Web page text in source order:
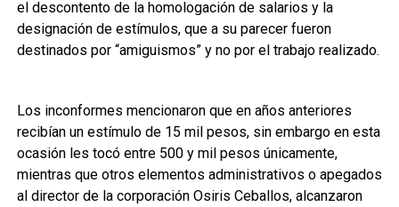
el descontento de la homologación de salarios y la
designación de estímulos, que a su parecer fueron
destinados por “amiguismos” y no por el trabajo realizado.
Los inconformes mencionaron que en años anteriores
recibían un estímulo de 15 mil pesos, sin embargo en esta
ocasión les tocó entre 500 y mil pesos únicamente,
mientras que otros elementos administrativos o apegados
al director de la corporación Osiris Ceballos, alcanzaron